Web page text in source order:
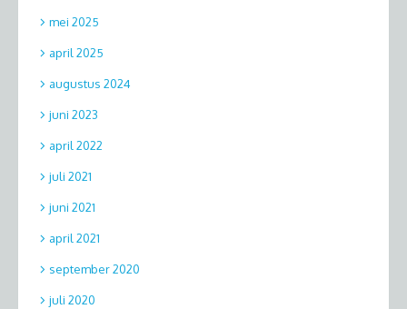
mei 2025
april 2025
augustus 2024
juni 2023
april 2022
juli 2021
juni 2021
april 2021
september 2020
juli 2020